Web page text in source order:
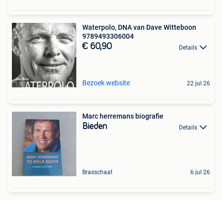
Waterpolo, DNA van Dave Witteboon
9789493306004
€ 60,90 Details
Bezoek website 22 jul 26
Marc herremans biografie
Bieden Details
Brasschaat 6 jul 26